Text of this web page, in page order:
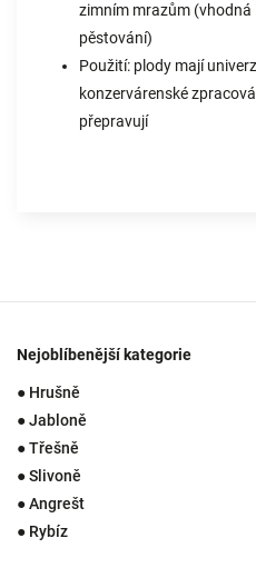
zimním mrazům
pěstování)
Použití: plody mají
konzervárenské
přepravují
Nejoblíbenější kategorie
● Hrušně
● Jabloně
● Třešně
● Slivoně
● Angrešt
● Rybíz